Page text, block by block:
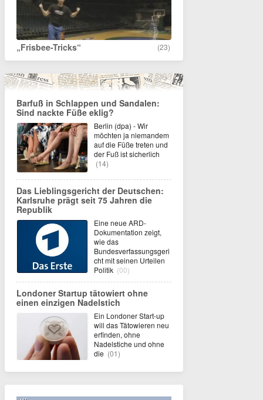
„Frisbee-Tricks“ (23)
Barfuß in Schlappen und Sandalen:
Sind nackte Füße eklig?
Berlin (dpa) - Wir
möchten ja niemandem
auf die Füße treten und
der Fuß ist sicherlich
(14)
Das Lieblingsgericht der Deutschen:
Karlsruhe prägt seit 75 Jahren die
Republik
Eine neue ARD-
Dokumentation zeigt,
wie das
Bundesverfassungsgeri
cht mit seinen Urteilen
Politik (00)
Londoner Startup tätowiert ohne
einen einzigen Nadelstich
Ein Londoner Start-up
will das Tätowieren neu
erfinden, ohne
Nadelstiche und ohne
die (01)